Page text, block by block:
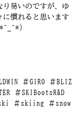
易いのですが、ゆ
に慣れると思います
＃GIRO ＃BLIZ
＃SKIBootsR&D
ski ＃skiing ＃snow